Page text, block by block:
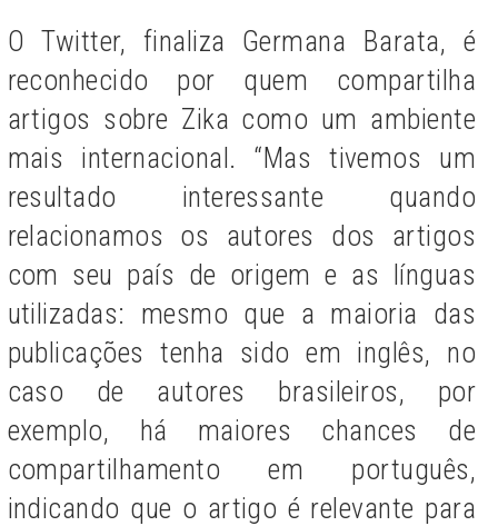
O Twitter, finaliza Germana Barata, é
reconhecido por quem compartilha
artigos sobre Zika como um ambiente
mais internacional. “Mas tivemos um
resultado interessante quando
relacionamos os autores dos artigos
com seu país de origem e as línguas
utilizadas: mesmo que a maioria das
publicações tenha sido em inglês, no
caso de autores brasileiros, por
exemplo, há maiores chances de
compartilhamento em português,
indicando que o artigo é relevante para